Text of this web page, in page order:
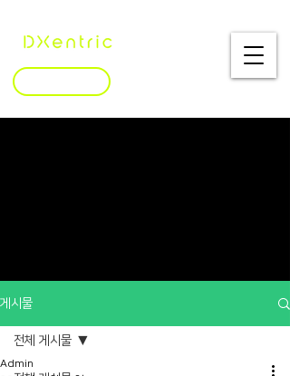
게시물
전체 게시물
Admin